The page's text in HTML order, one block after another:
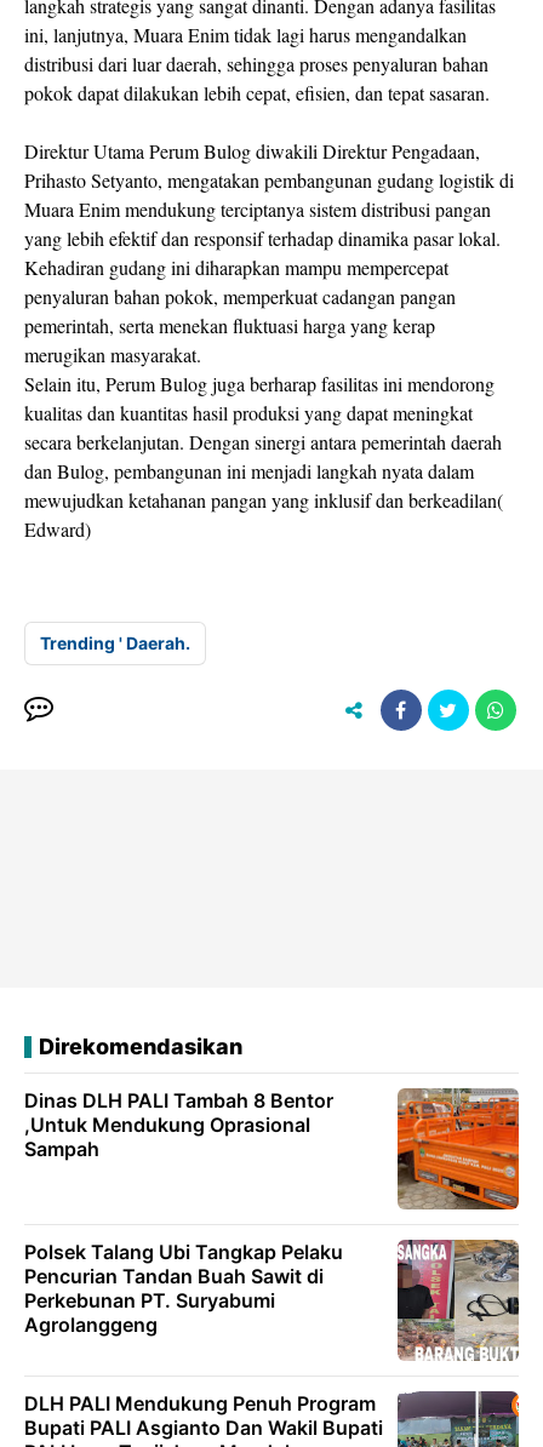
ini, lanjutnya, Muara Enim tidak lagi harus mengandalkan
distribusi dari luar daerah, sehingga proses penyaluran bahan
pokok dapat dilakukan lebih cepat, efisien, dan tepat sasaran.
Direktur Utama Perum Bulog diwakili Direktur Pengadaan,
Prihasto Setyanto, mengatakan pembangunan gudang logistik di
Muara Enim mendukung terciptanya sistem distribusi pangan
yang lebih efektif dan responsif terhadap dinamika pasar lokal.
Kehadiran gudang ini diharapkan mampu mempercepat
penyaluran bahan pokok, memperkuat cadangan pangan
pemerintah, serta menekan fluktuasi harga yang kerap
merugikan masyarakat.
Selain itu, Perum Bulog juga berharap fasilitas ini mendorong
kualitas dan kuantitas hasil produksi yang dapat meningkat
secara berkelanjutan. Dengan sinergi antara pemerintah daerah
dan Bulog, pembangunan ini menjadi langkah nyata dalam
mewujudkan ketahanan pangan yang inklusif dan berkeadilan(
Edward)
Trending ' Daerah.
Direkomendasikan
Dinas DLH PALI Tambah 8 Bentor
,Untuk Mendukung Oprasional
Sampah
Polsek Talang Ubi Tangkap Pelaku
Pencurian Tandan Buah Sawit di
Perkebunan PT. Suryabumi
Agrolanggeng
DLH PALI Mendukung Penuh Program
Bupati PALI Asgianto Dan Wakil Bupati